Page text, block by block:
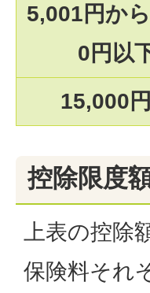
5,001円か
0円以
15,000
控除限度
上表の控除
保険料それ